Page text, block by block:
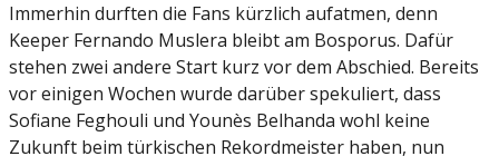
Immerhin durften die Fans kürzlich aufatmen, denn
Keeper Fernando Muslera bleibt am Bosporus. Dafür
stehen zwei andere Start kurz vor dem Abschied. Bereits
vor einigen Wochen wurde darüber spekuliert, dass
Sofiane Feghouli und Younès Belhanda wohl keine
Zukunft beim türkischen Rekordmeister haben, nun